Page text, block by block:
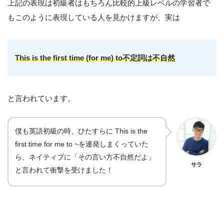
上記の表現は初級者はもちろん比較的上級レベルの学習者で
もこのように表現している人を見かけますが、実は
This is the first time (for me) to不定詞は不自然
と言われています。
僕も英語初級の時、ひたすらに This is the
first time for me to ~を連発しまくっていた
ら、ネイティブに「その言い方不自然だよ」
と言われて衝撃を受けました！
サラ